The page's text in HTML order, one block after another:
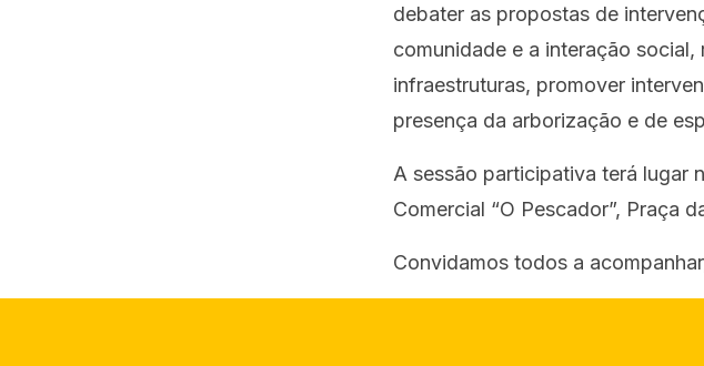
debater as propostas de
comunidade e a interação
infraestruturas, promover
presença da arborização e de
A sessão participativa terá lugar
Comercial “O Pescador”, Praça
Convidamos todos a